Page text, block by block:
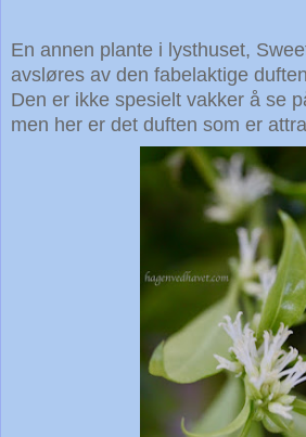
En annen plante i lysthuset,
avsløres av den fabelaktige
Den er ikke spesielt vakker å se
men her er det duften som er